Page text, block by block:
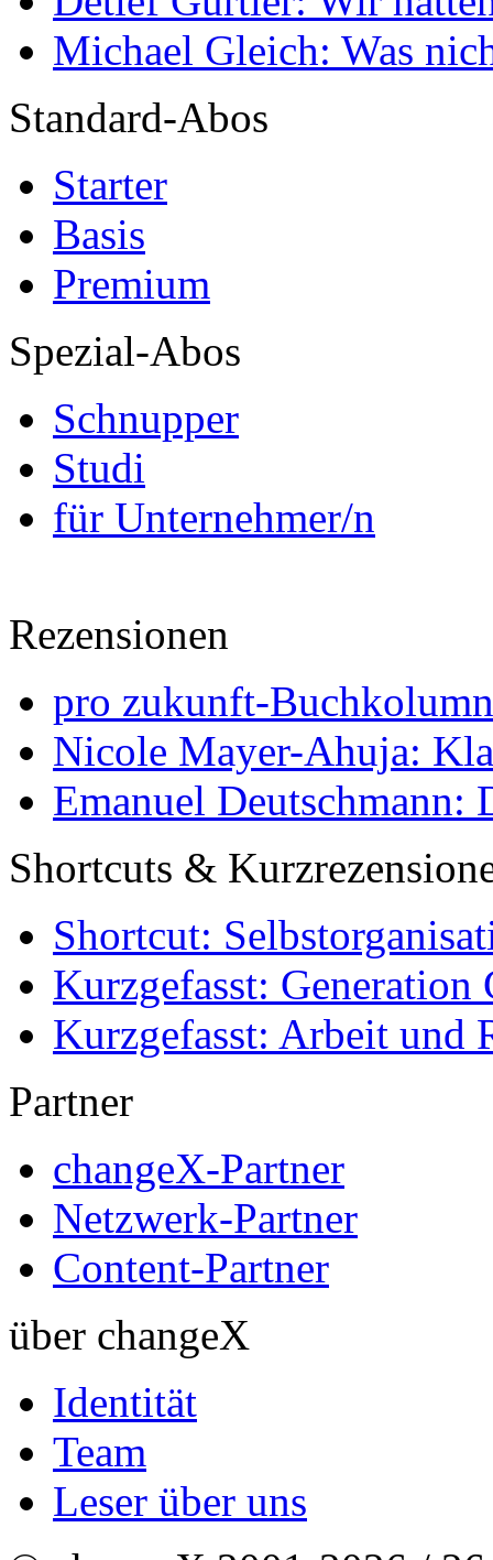
Michael Gleich: Was
Standard-Abos
Starter
Basis
Premium
Spezial-Abos
Schnupper
Studi
für Unternehmer/n
Rezensionen
pro zukunft-
Nicole Mayer-Ahuja:
Emanuel Deutschmann:
Shortcuts &
Shortcut:
Kurzgefasst: Generation
Kurzgefasst: Arbeit und
Partner
changeX-Partner
Netzwerk-Partner
Content-Partner
über changeX
Identität
Team
Leser über uns